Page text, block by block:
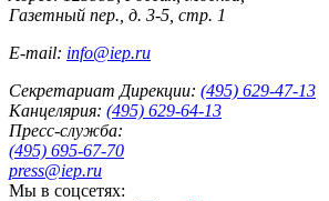
Газетный пер., д. 3-5, стр. 1
E-mail: info@iep.ru
Секретариат Дирекции: (495) 629-47-13
Канцелярия: (495) 629-64-13
Пресс-служба:
(495) 695-67-70
press@iep.ru
Мы в соцсетях: